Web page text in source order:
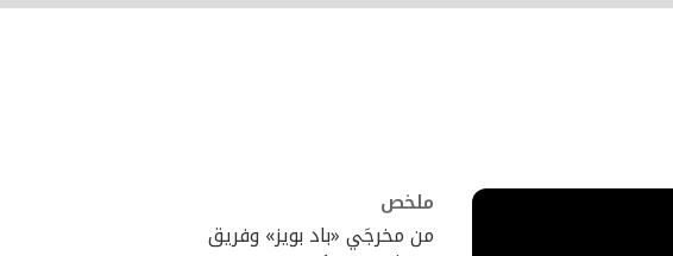
ملخص
من مخرجَي «باد بويز» وفريق